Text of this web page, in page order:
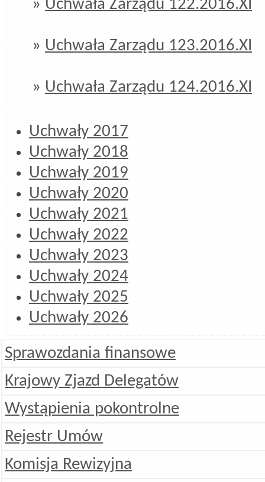
» Uchwała Zarządu 122.2016.XI
» Uchwała Zarządu 123.2016.XI
» Uchwała Zarządu 124.2016.XI
Uchwały 2017
Uchwały 2018
Uchwały 2019
Uchwały 2020
Uchwały 2021
Uchwały 2022
Uchwały 2023
Uchwały 2024
Uchwały 2025
Uchwały 2026
Sprawozdania finansowe
Krajowy Zjazd Delegatów
Wystąpienia pokontrolne
Rejestr Umów
Komisja Rewizyjna